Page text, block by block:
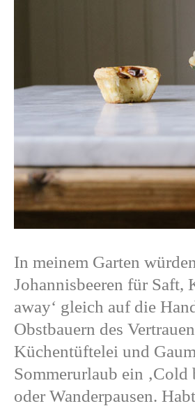
In meinem Garten
Johannisbeeren für Saft,
away‘ gleich auf die
Obstbauern des
Küchentüftelei und
Sommerurlaub ein
oder Wanderpausen.